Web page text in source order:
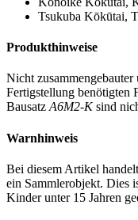
Tsukuba Kōkūtai,
Produkthinweise
Nicht
Fertigstellung benötigten
Bausatz A6M2-Ksind
Warnhinweis
Bei diesem Artikel
ein Sammlerobjekt. Dies
Kinder unter 15 Jahren